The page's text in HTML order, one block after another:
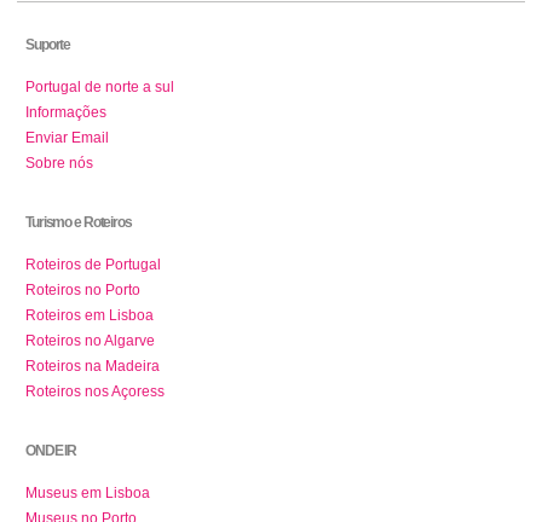
Suporte
Portugal de norte a sul
Informações
Enviar Email
Sobre nós
Turismo e Roteiros
Roteiros de Portugal
Roteiros no Porto
Roteiros em Lisboa
Roteiros no Algarve
Roteiros na Madeira
Roteiros nos Açoress
ONDE IR
Museus em Lisboa